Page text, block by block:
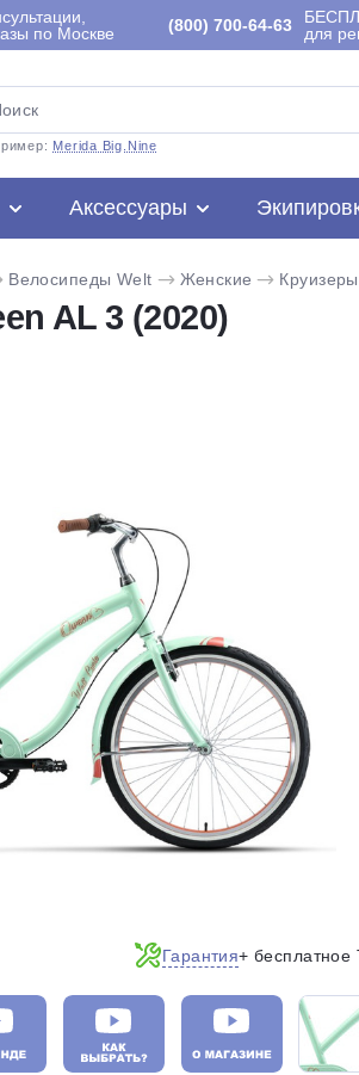
по Москве
(800) 700-64-63
для
Merida Big.Nine
Аксессуары
Велосипеды Welt Женские Круизеры
AL 3 (2020)
Гарантия+
Разбейте
на части
График платежей
Сегодня
25%
Оплачивайте
25% картой